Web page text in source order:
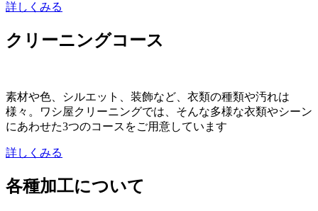
詳しくみる
クリーニングコース
素材や色、シルエット、装飾など、衣類の種類や汚れは
様々。ワシ屋クリーニングでは、そんな多様な衣類やシーン
にあわせた3つのコースをご用意しています
詳しくみる
各種加工について